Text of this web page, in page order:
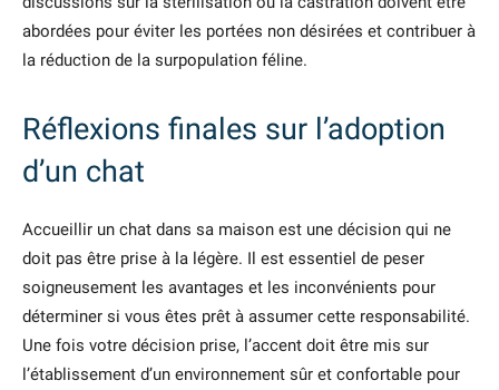
abordées pour éviter les portées non désirées et contribuer à
la réduction de la surpopulation féline.
Réflexions finales sur l’adoption
d’un chat
Accueillir un chat dans sa maison est une décision qui ne
doit pas être prise à la légère. Il est essentiel de peser
soigneusement les avantages et les inconvénients pour
déterminer si vous êtes prêt à assumer cette responsabilité.
Une fois votre décision prise, l’accent doit être mis sur
l’établissement d’un environnement sûr et confortable pour